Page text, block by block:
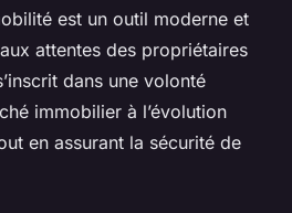
est un outil moderne et
attentes des propriétaires
dans une volonté
immobilier à l’évolution
en assurant la sécurité de